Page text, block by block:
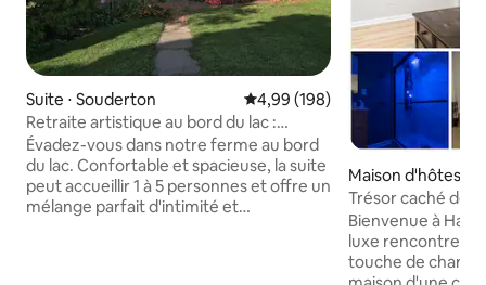
Suite ⋅ Souderton Évaluation moyenne sur la
4,99 (198)
Retraite artistique au bord du lac :
baignoire de rêve
Évadez-vous dans notre ferme au bord
du lac. Confortable et spacieuse, la suite
peut accueillir 1 à 5 personnes et offre un
mélange parfait d'intimité et
Maison d'hôtes ⋅
Trésor caché de
Foyer
Bienvenue à
luxe rencontre le
touche de charme